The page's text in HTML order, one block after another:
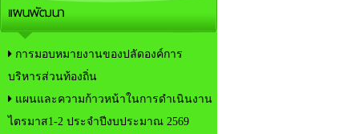
แผนพัฒนา
การมอบหมายงานของปลัดองค์การ
บริหารส่วนท้องถิ่น
แผนและความก้าวหน้าในการดำเนินงาน
ไตรมาส1-2 ประจำปีงบประมาณ 2569